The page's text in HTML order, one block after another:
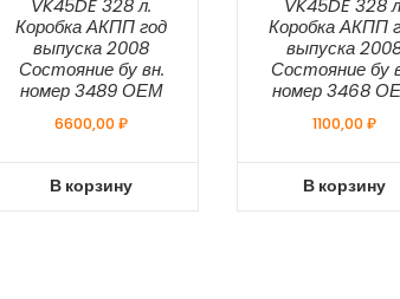
VK45DE 328 л.
Коробка АКПП год
выпуска 2008
Состояние бу вн.
номер 3489 ОЕМ
6600,00₽
В корзину
VK45DE 328
Коробка АКПП
выпуска
Состояние бу
номер 3468
1100,00₽
В корзину